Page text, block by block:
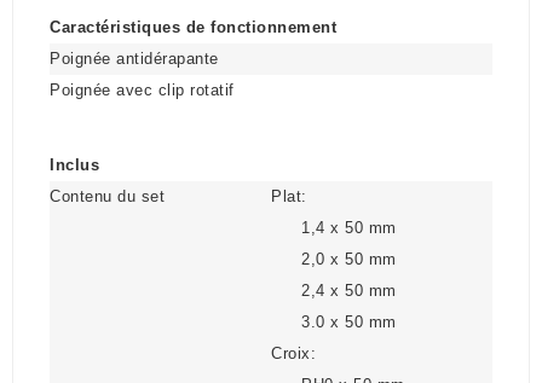
Caractéristiques de fonctionnement
Poignée antidérapante
Poignée avec clip rotatif
Inclus
Contenu du set
Plat:
1,4 x 50 mm
2,0 x 50 mm
2,4 x 50 mm
3.0 x 50 mm
Croix: